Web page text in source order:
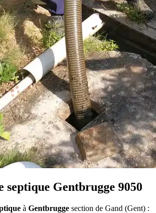
septique Gentbrugge 9050
à Gentbrugge section de Gand (Gent) :